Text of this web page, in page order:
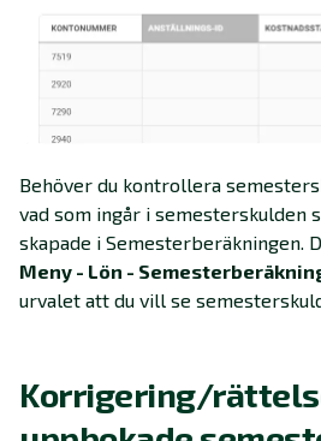
Behöver du kontrollera
vad som ingår i semesterskulden
skapade i Semesterberäkningen.
Meny - Lön -
urvalet att du vill se
Korrigering/